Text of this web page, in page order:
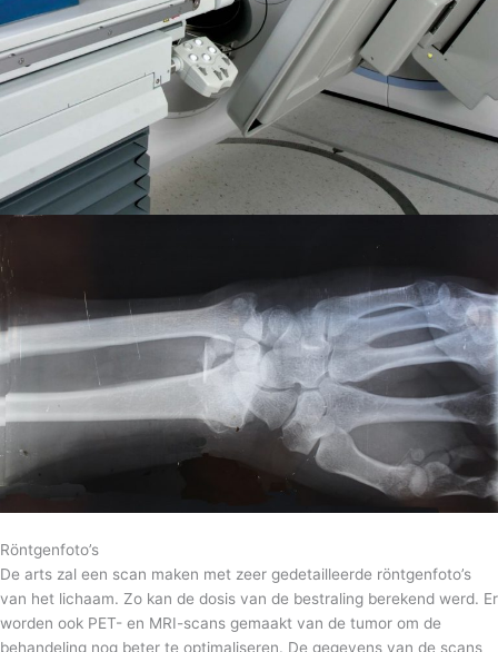
Röntgenfoto’s
De arts zal een scan maken met zeer gedetailleerde röntgenfoto’s
van het lichaam. Zo kan de dosis van de bestraling berekend werd. Er
worden ook PET- en MRI-scans gemaakt van de tumor om de
behandeling nog beter te optimaliseren. De gegevens van de scans